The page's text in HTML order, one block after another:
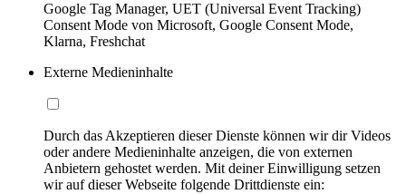
Google Tag Manager, UET (Universal Event Tracking)
Consent Mode von Microsoft, Google Consent Mode,
Klarna, Freshchat
Externe Medieninhalte
Durch das Akzeptieren dieser Dienste können wir dir Videos
oder andere Medieninhalte anzeigen, die von externen
Anbietern gehostet werden. Mit deiner Einwilligung setzen
wir auf dieser Webseite folgende Drittdienste ein: